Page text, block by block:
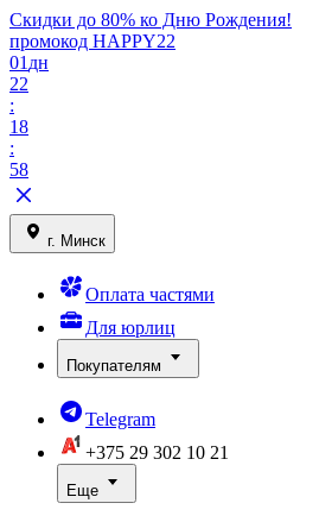
Скидки до 80% ко Дню Рождения!
промокод HAPPY22
01 дн
22
:
18
:
58
г. Минск
Оплата частями
Для юрлиц
Покупателям
Telegram
+375 29 302 10 21
Еще